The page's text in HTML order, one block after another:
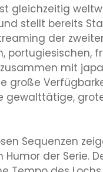
gleichzeitig
stellt bereits
der
portugiesischen,
mit
große
gewalttätige,
Sequenzen
Humor der Serie.